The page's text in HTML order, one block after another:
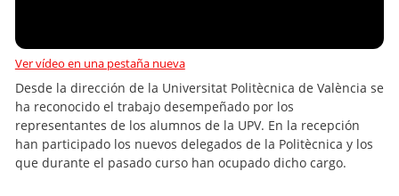
Ver vídeo en una pestaña nueva
Desde la dirección de la Universitat Politècnica de València se
ha reconocido el trabajo desempeñado por los
representantes de los alumnos de la UPV. En la recepción
han participado los nuevos delegados de la Politècnica y los
que durante el pasado curso han ocupado dicho cargo.